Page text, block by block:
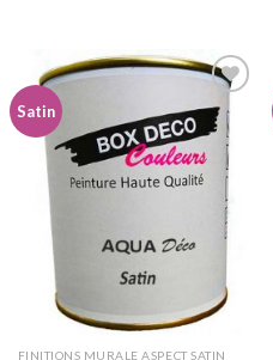
Satin
Ajouter
à la
wishlist
FINITIONS MURALE ASPECT SATIN